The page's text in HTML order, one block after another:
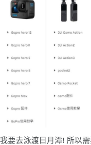
我要去泳渡日月潭! 所以